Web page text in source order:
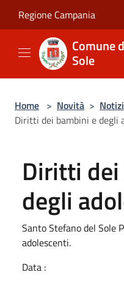
Regione Campania
Comune
Sole
Home > Novità >
Diritti dei bambini e degli
Diritti
degli
Santo Stefano del Sole
adolescenti.
Data :